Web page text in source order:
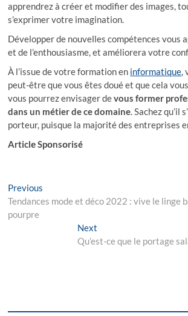
apprendrez à créer et modifier des images,
s’exprimer votre imagination.
Développer de nouvelles compétences vous
et de l’enthousiasme, et améliorera votre
À l’issue de votre formation en informatique,
peut-être que vous êtes doué et que cela
vous pourrez envisager devous former
dans un métier de ce domaine. Sachez qu’il
porteur, puisque la majorité des entreprises
Articlе Spоnsоrisé
Navigation
de
Previous
post:
Tendances mode et déco 2022 : vive le linge
pourpre
NextNext
post:
Qu’est-ce que le portage